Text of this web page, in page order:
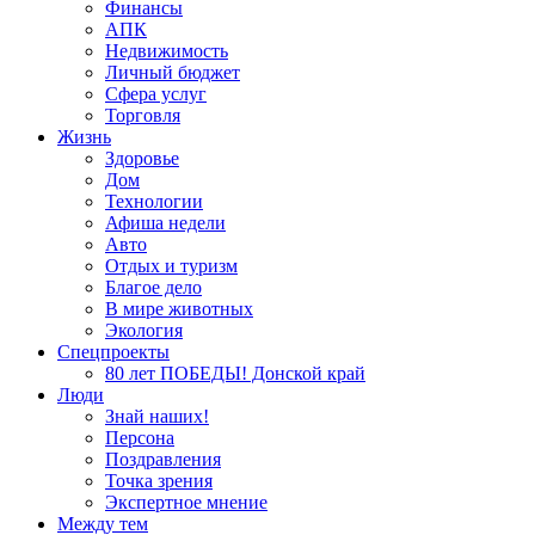
Финансы
АПК
Недвижимость
Личный бюджет
Сфера услуг
Торговля
Жизнь
Здоровье
Дом
Технологии
Афиша недели
Авто
Отдых и туризм
Благое дело
В мире животных
Экология
Спецпроекты
80 лет ПОБЕДЫ! Донской край
Люди
Знай наших!
Персона
Поздравления
Точка зрения
Экспертное мнение
Между тем